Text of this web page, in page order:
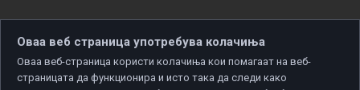
Оваа веб страница употребува колачиња
Оваа веб-страница користи колачиња кои помагаат на веб-
страницата да функционира и исто така да следи како